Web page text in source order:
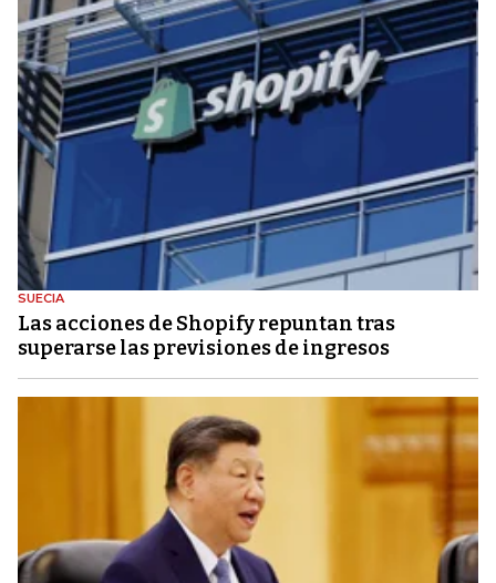
SUECIA
Las acciones de Shopify repuntan tras
superarse las previsiones de ingresos